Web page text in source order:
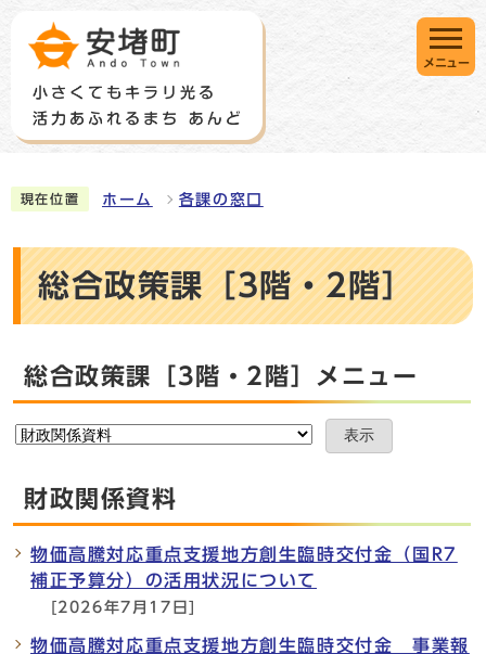
メニュー
現在位置 ホーム 各課の窓口
総合政策課［3階・2階］
総合政策課［3階・2階］メニュー
表示
財政関係資料
物価高騰対応重点支援地方創生臨時交付金（国R7
補正予算分）の活用状況について
[2026年7月17日]
物価高騰対応重点支援地方創生臨時交付金 事業報